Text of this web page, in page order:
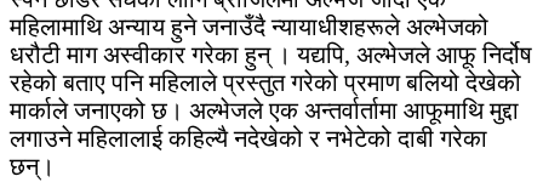
महिलामाथि अन्याय हुने जनाउँदै न्यायाधीशहरूले अल्भेजको
धरौटी माग अस्वीकार गरेका हुन् । यद्यपि, अल्भेजले आफू निर्दोष
रहेको बताए पनि महिलाले प्रस्तुत गरेको प्रमाण बलियो देखेको
मार्काले जनाएको छ। अल्भेजले एक अन्तर्वार्तामा आफूमाथि मुद्दा
लगाउने महिलालाई कहिल्यै नदेखेको र नभेटेको दाबी गरेका
छन्।